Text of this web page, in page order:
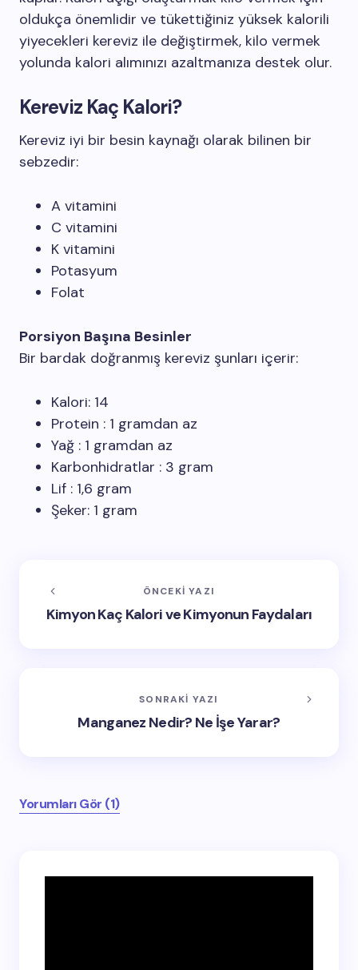
oldukça önemlidir ve tükettiğiniz yüksek kalorili
yiyecekleri kereviz ile değiştirmek, kilo vermek
yolunda kalori alımınızı azaltmanıza destek olur.
Kereviz Kaç Kalori?
Kereviz iyi bir besin kaynağı olarak bilinen bir
sebzedir:
A vitamini
C vitamini
K vitamini
Potasyum
Folat
Porsiyon Başına Besinler
Bir bardak doğranmış kereviz şunları içerir:
Kalori: 14
Protein : 1 gramdan az
Yağ : 1 gramdan az
Karbonhidratlar : 3 gram
Lif : 1,6 gram
Şeker: 1 gram
ÖNCEKI YAZI
Kimyon Kaç Kalori ve Kimyonun Faydaları
SONRAKI YAZI
Manganez Nedir? Ne İşe Yarar?
Yorumları Gör (1)